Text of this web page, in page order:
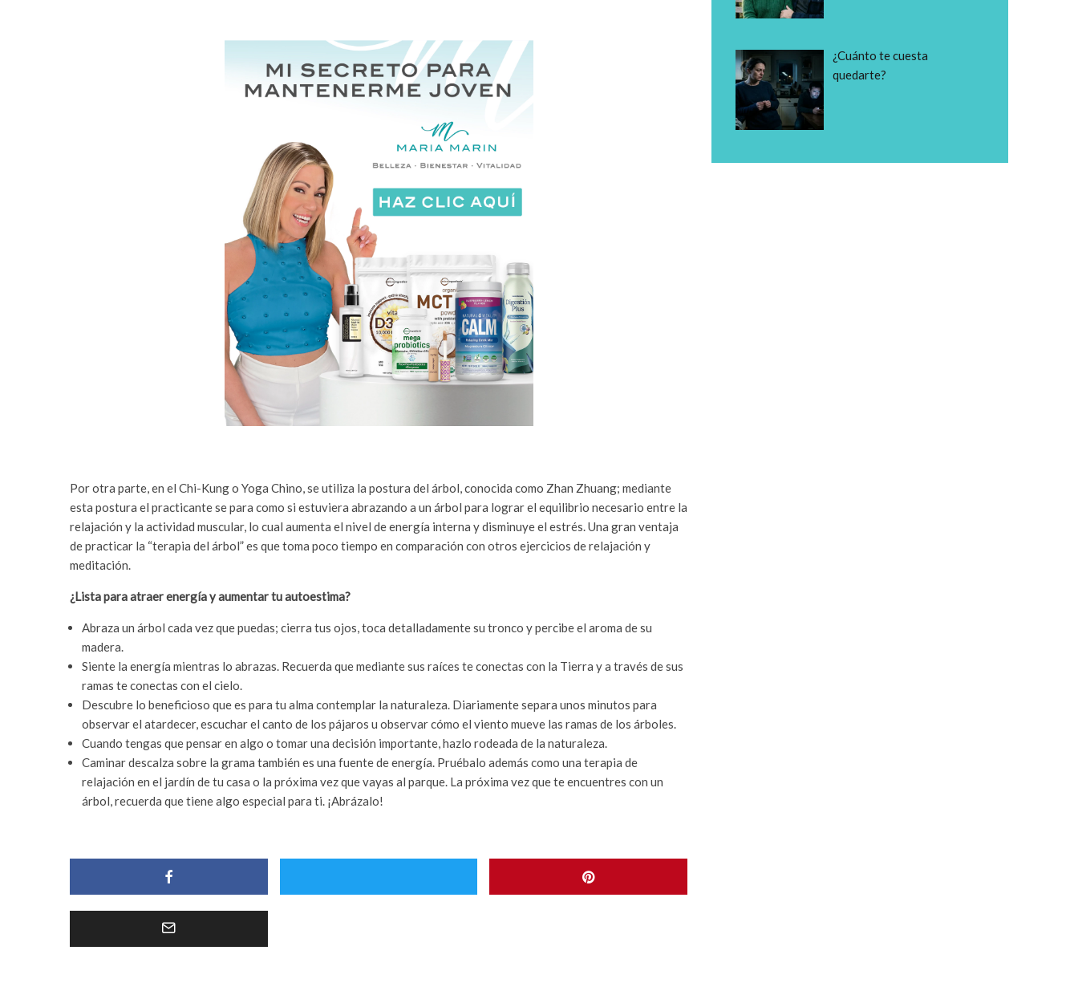
Por otra parte, en el Chi-Kung o Yoga Chino, se utiliza la postura del árbol, conocida como Zhan Zhuang; mediante
esta postura el practicante se para como si estuviera abrazando a un árbol para lograr el equilibrio necesario entre la
relajación y la actividad muscular, lo cual aumenta el nivel de energía interna y disminuye el estrés. Una gran ventaja
de practicar la “terapia del árbol” es que toma poco tiempo en comparación con otros ejercicios de relajación y
meditación.
¿Lista para atraer energía y aumentar tu autoestima?
Abraza un árbol cada vez que puedas; cierra tus ojos, toca detalladamente su tronco y percibe el aroma de su
madera.
Siente la energía mientras lo abrazas. Recuerda que mediante sus raíces te conectas con la Tierra y a través de sus
ramas te conectas con el cielo.
Descubre lo beneficioso que es para tu alma contemplar la naturaleza. Diariamente separa unos minutos para
observar el atardecer, escuchar el canto de los pájaros u observar cómo el viento mueve las ramas de los árboles.
Cuando tengas que pensar en algo o tomar una decisión importante, hazlo rodeada de la naturaleza.
Caminar descalza sobre la grama también es una fuente de energía. Pruébalo además como una terapia de
relajación en el jardín de tu casa o la próxima vez que vayas al parque. La próxima vez que te encuentres con un
árbol, recuerda que tiene algo especial para ti. ¡Abrázalo!
¿Cuánto te cuesta
quedarte?